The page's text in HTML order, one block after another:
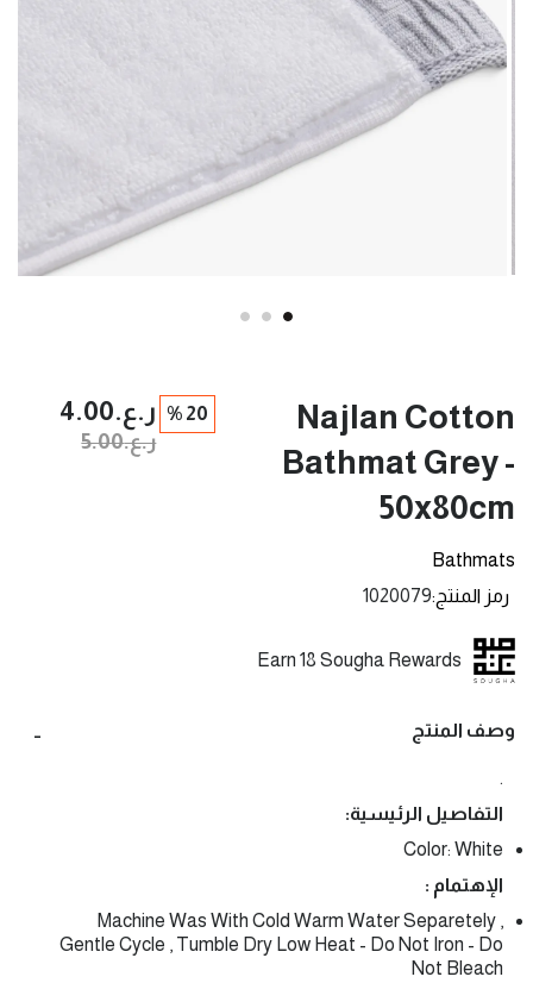
Najlan Cotton
Bathmat Grey -
50x80cm
Bathmats
رمز المنتج 1020079
20 % ر.ع.‏4.00
ر.ع.‏5.00
Earn 18 Sougha Rewards
وصف المنتج
.
التفاصيل الرئيسية:
Color: White
الإهتمام :
Machine Was With Cold Warm Water Separetely ,
Gentle Cycle , Tumble Dry Low Heat - Do Not Iron - Do
Not Bleach